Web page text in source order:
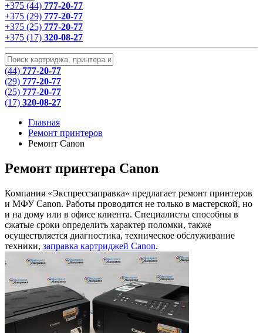
+375 (44) 777-20-77
+375 (29) 777-20-77
+375 (25) 777-20-77
+375 (17) 320-08-27
(44) 777-20-77
(29) 777-20-77
(25) 777-20-77
(17) 320-08-27
Главная
Ремонт принтеров
Ремонт Canon
Ремонт принтера Canon
Компания «Экспрессзаправка» предлагает ремонт принтеров
и МФУ Canon. Работы проводятся не только в мастерской, но
и на дому или в офисе клиента. Специалисты способны в
сжатые сроки определить характер поломки, также
осуществляется диагностика, техническое обслуживание
техники, заправка картриджей Canon.